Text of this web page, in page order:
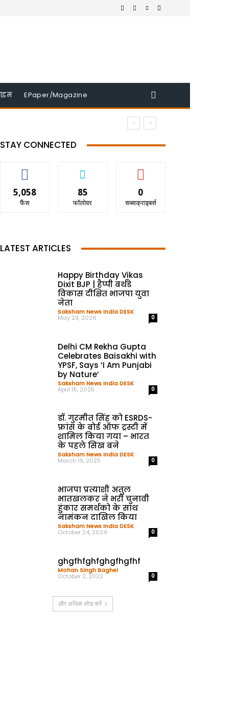
EPaper/Magazine
STAY CONNECTED
5,058
फैंस
85
फॉलोवर
0
सब्सक्राइबर्स
LATEST ARTICLES
Happy Birthday Vikas
Dixit BJP | हैप्पी बर्थडे
विकास दीक्षित भाजपा युवा
नेता
Saksham News India DESK -
May 29, 2026 0
Delhi CM Rekha Gupta
Celebrates Baisakhi with
YPSF, Says ‘I Am Punjabi
by Nature’
Saksham News India DESK -
April 15, 2025 0
डॉ. गुरमीत सिंह को ESRDS-
फ्रांस के बोर्ड ऑफ ट्रस्टी में
शामिल किया गया – भारत
के पहले सिख बने
Saksham News India DESK -
March 19, 2025 0
भाजपा प्रत्याशी अतुल
भातखलकर ने भरी चुनावी
हुंकार समर्थको के साथ
नामंकन दाखिल किया
Saksham News India DESK -
October 24, 2024 0
ghgfhfghfghgfhgfhf
Mohan Singh Baghel -
October 2, 2022 0
और अधिक लोड करें